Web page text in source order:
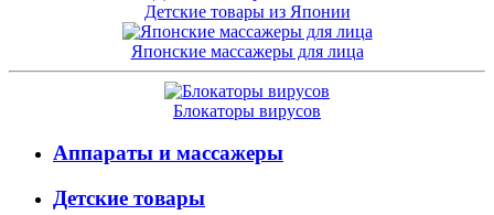
Детские товары из Японии
Японские массажеры для лица
Блокаторы вирусов
Аппараты и массажеры
Детские товары